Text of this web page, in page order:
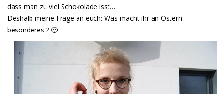
dass man zu viel Schokolade isst…
Deshalb meine Frage an euch: Was macht ihr an Ostern
besonderes ? 🙂